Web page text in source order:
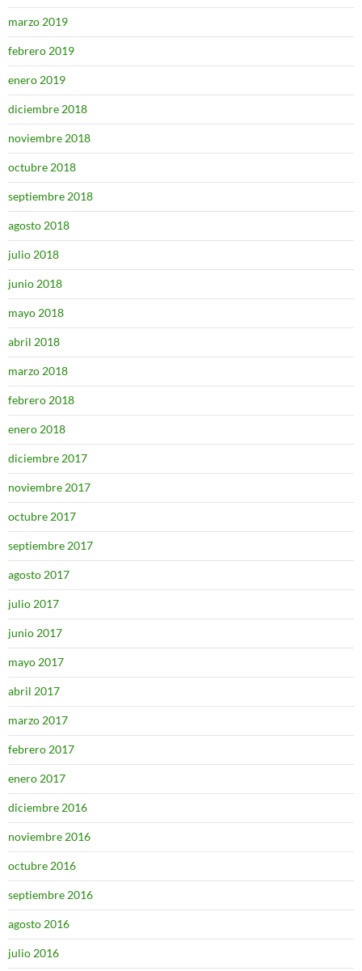
marzo 2019
febrero 2019
enero 2019
diciembre 2018
noviembre 2018
octubre 2018
septiembre 2018
agosto 2018
julio 2018
junio 2018
mayo 2018
abril 2018
marzo 2018
febrero 2018
enero 2018
diciembre 2017
noviembre 2017
octubre 2017
septiembre 2017
agosto 2017
julio 2017
junio 2017
mayo 2017
abril 2017
marzo 2017
febrero 2017
enero 2017
diciembre 2016
noviembre 2016
octubre 2016
septiembre 2016
agosto 2016
julio 2016